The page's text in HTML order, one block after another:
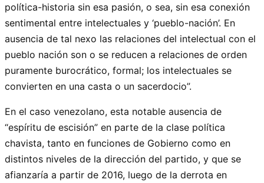
política-historia sin esa pasión, o sea, sin esa conexión
sentimental entre intelectuales y ‘pueblo-nación’. En
ausencia de tal nexo las relaciones del intelectual con el
pueblo nación son o se reducen a relaciones de orden
puramente burocrático, formal; los intelectuales se
convierten en una casta o un sacerdocio”.
En el caso venezolano, esta notable ausencia de
“espíritu de escisión” en parte de la clase política
chavista, tanto en funciones de Gobierno como en
distintos niveles de la dirección del partido, y que se
afianzaría a partir de 2016, luego de la derrota en